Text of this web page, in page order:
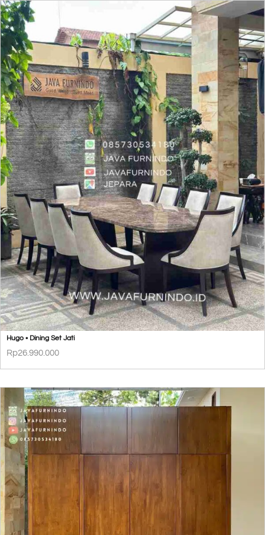
Hugo • Dining Set Jati
Rp26.990.000